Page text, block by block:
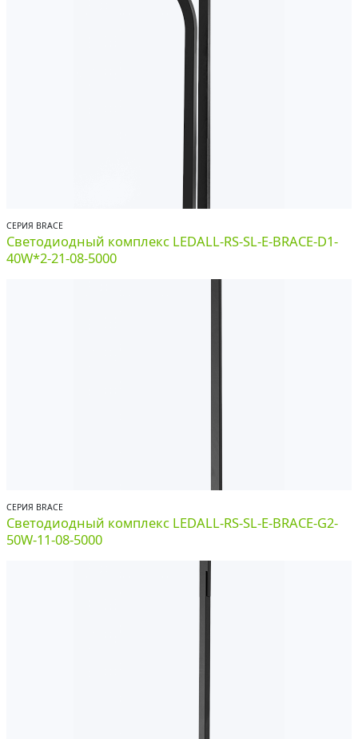
СЕРИЯ BRACE
Светодиодный комплекс LEDALL-RS-SL-E-BRACE-D1-
40W*2-21-08-5000
СЕРИЯ BRACE
Светодиодный комплекс LEDALL-RS-SL-E-BRACE-G2-
50W-11-08-5000